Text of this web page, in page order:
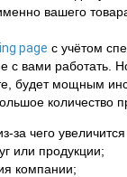
вашего
page с учётом
вами работать.
будет мощным
количество
чего
или продукции;
компании;